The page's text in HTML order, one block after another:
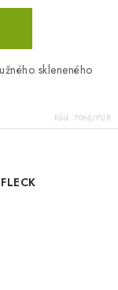
skleneného
Kód: 7066/PUR